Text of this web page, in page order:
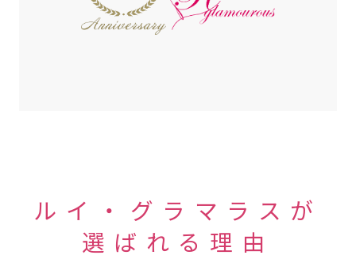
ルイ・グラマラスが
選ばれる理由